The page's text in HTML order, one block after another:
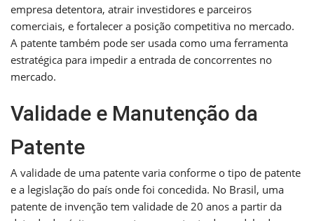
empresa detentora, atrair investidores e parceiros
comerciais, e fortalecer a posição competitiva no mercado.
A patente também pode ser usada como uma ferramenta
estratégica para impedir a entrada de concorrentes no
mercado.
Validade e Manutenção da
Patente
A validade de uma patente varia conforme o tipo de patente
e a legislação do país onde foi concedida. No Brasil, uma
patente de invenção tem validade de 20 anos a partir da